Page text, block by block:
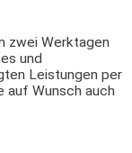
zwei Werktagen
und
Leistungen per
auf Wunsch auch